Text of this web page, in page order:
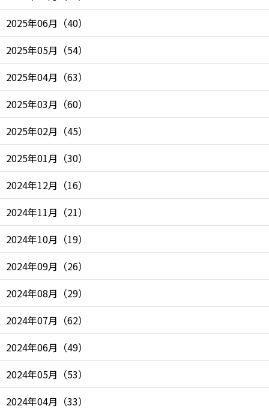
2025年06月 （40）
2025年05月 （54）
2025年04月 （63）
2025年03月 （60）
2025年02月 （45）
2025年01月 （30）
2024年12月 （16）
2024年11月 （21）
2024年10月 （19）
2024年09月 （26）
2024年08月 （29）
2024年07月 （62）
2024年06月 （49）
2024年05月 （53）
2024年04月 （33）